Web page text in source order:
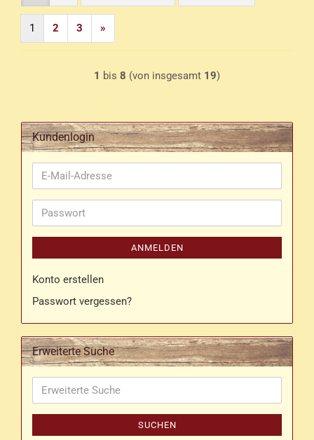
1 2 3 »
1 bis 8 (von insgesamt 19)
Kundenlogin
E-
Mail-
Passwort
ANMELDEN
Konto erstellen
Passwort vergessen?
Erweiterte Suche
Erweiterte
Suche
SUCHEN